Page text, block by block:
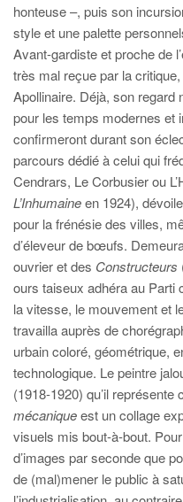
honteuse –, puis son
style et une palette
Avant-gardiste et proche de
très mal reçue par la
Apollinaire. Déjà, son regard
pour les temps modernes et
confirmeront durant son
parcours dédié à celui qui
Cendrars, Le Corbusier ou
L’Inhumaineen 1924),
pour la frénésie des villes,
d’éleveur de bœufs.
ouvrier et des Constructeurs
ours taiseux adhéra au Parti
la vitesse, le mouvement et
travailla auprès de
urbain coloré, géométrique,
technologique. Le peintre
(1918-1920) qu’il
mécaniqueest un collage
visuels mis bout-à-bout.
d’images par seconde que
de (mal)mener le public à